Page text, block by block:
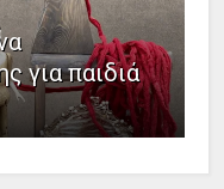
για παιδιά